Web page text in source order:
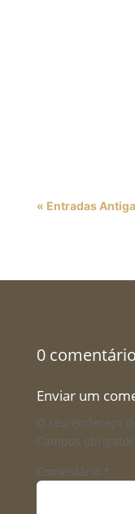
« Entradas
0
Enviar um
O seu endereço
Campos
Comentário *